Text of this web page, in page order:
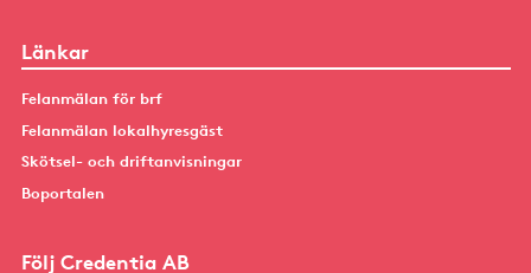
Länkar
Felanmälan för brf
Felanmälan lokalhyresgäst
Skötsel- och driftanvisningar
Boportalen
Följ Credentia AB